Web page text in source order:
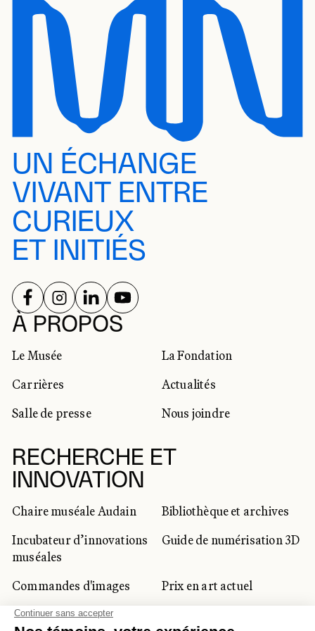
UN ÉCHANGE
VIVANT ENTRE
CURIEUX
ET INITIÉS
À PROPOS
Le Musée
La Fondation
Carrières
Actualités
Salle de presse
Nous joindre
RECHERCHE ET
INNOVATION
Chaire muséale Audain
Bibliothèque et archives
Incubateur d’innovations
muséales
Guide de numérisation 3D
Commandes d'images
Prix en art actuel
Prix Lynne-Cohen
RÉSEAUX SOCIAUX
SUIVEZ-NOUS SUR
SUIVEZ-NOUS SUR
SUIVEZ-NOUS SUR
SUIVEZ-NOUS SUR